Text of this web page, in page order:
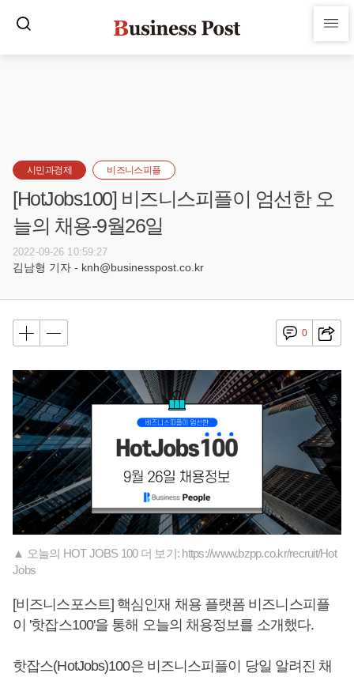
시민과경제 비즈니스피플
[HotJobs100] 비즈니스피플이 엄선한 오
늘의 채용-9월26일
2022-09-26 10:59:27
김남형 기자 - knh@businesspost.co.kr
0
▲ 오늘의 HOT JOBS 100 더 보기: https://www.bzpp.co.kr/recruit/Hot
Jobs
[비즈니스포스트] 핵심인재 채용 플랫폼 비즈니스피플
이 '핫잡스100'을 통해 오늘의 채용정보를 소개했다.
핫잡스(HotJobs)100은 비즈니스피플이 당일 알려진 채